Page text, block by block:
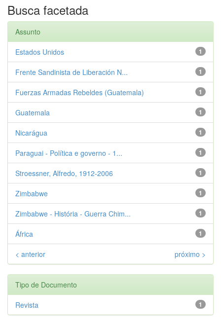
Busca facetada
Assunto
1
Estados Unidos
1
Frente Sandinista de Liberación N...
1
Fuerzas Armadas Rebeldes (Guatemala)
1
Guatemala
1
Nicarágua
1
Paraguai - Política e governo - 1...
1
Stroessner, Alfredo, 1912-2006
1
Zimbabwe
1
Zimbabwe - História - Guerra Chim...
1
África
< anterior próximo >
Tipo de Documento
1
Revista